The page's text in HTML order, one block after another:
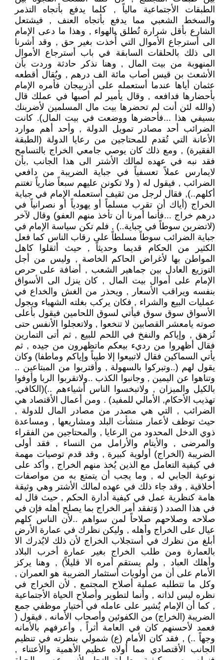
الطبقات الأجتماعية مالياً , كلما يدفع بأتجاه التذمر
والسخط الشعبي مما يدفع بأتجاه العنف , فيشتعل
الشارع بأقل شرارة تُطلق بالهواء , وهذا ما دعى الإمام
الى أسترجاع الأموال التي أُخذت بغير حق , وقد أشرنا
الى ذلك بالحلقات السابقة في باب أسترجاع الأموال
المنهوبة من بيت المال , وهنا نذكر حادثة وردت بأن
الأشعث بن قيس أصاب مائة الف درهم , ويُقال أقطعه
عثمان أياها عندما أستعمله على أذربيجان فأمره الإمام
بأحضارها فدافعه , وقال يأمير لم أصبها في عملك قال
(والله لئن أنت لم تحضرها بيت مال المسلمين لأضربنك
بسيفي هذا ...فأحضرها ووضعت في بيت المال). كانت
الضرائب أحد مصادر تمويل الدولة , وأحد أهم موارد
الأعانة التي تُقدم للمحتاجين من رعايا الدولة (الطبقة
الفقيرة) , ومع ذلك كان يوصي جامعي الخراج بالتسامح
فقد نبه في عهده لمالك الأشتر الى هذا الجانب ,بأن
لايمارس عملاً تعسفياً في جباية الضريبة من دافعي
الضرائب , فيقول له ( ولا تكونن عليهم سبعاً ضارياً تغتنم
أكلهم..), فقال لرجل من ثقيف أستعمله الإمام في جباية
الخراج (أياك أن تقرب مسلماً أو يهودياً أو نصرانياً في
درهم خراج ...فأنما أمرنا أن تأخذ منهم العفو) وقال لآخر
(لاتضربن سوطاً في جباية..) , فلم تكن سياسة الإمام في
جباية الضرائب سوطاً مسلطاً على رقاب الناس كما فعل
الكثير من الحكام قديما وحديثاً , حيث أثقلوا كاهل
المواطن بها لأغراض الحاكم الخاصة , وليس من أجل
التوزيع العادل بين جماهير الشعب , أضافة على حرص
الإمام على أموال بيت المال , كان ينزل الى الأسواق
بنفسه ويراقب الأسعار , ويحذر من الغش والخداع في
عمليات البيع والشراء , فكان يركب بغلته الشهباء ويجول
الأسواق سوق سوق فيأتي لسوق اللحامين فيقول بأعلى
صوته يامعشر القصابين لا تنخعوا , ولاتعجلوا الأنفس حتى
تُزهق , وإياكم والنفخ في اللحم للبيع , ثم أتى التمارين
فقال أظهروا من رديء بيعكم ماتظهرون من جيده , ثم
يأتي السماكين فقال لاتبيعوا إلا طيباً وإياكم وماطفا) وكان
يقول لهم (..وتبركوا بالسهولة , وأقتربوا من المبتاعين ..
وتناهوا عن اليمين , وجانبوا الكذب ..ولاتقربوا الربا وأوفوا
بالكيل والميزان , ولاتبخسوا الناس أشياءهم ..)(الكافي,
تهذيب الأحكام, الأمالي للمفيد) . ومن أعمال الأقتصاد هي
الضرائب , التي هي مصدر من مصادر المال للدولة ,
حيث توظف لأعمار منشأت البلد ومشاريعها , ومساعدة
ذوي الدخل المحدود من الرعايا , والمحتاجين من الفقراء
والمرضى , والأيتام والأرامل من النساء , فقد أولى
الضريبة (الخراج) أولوية كبيرة , وقد قدم توصيات مهمة
في كيفية التعامل مع الذين يُخذ منهم الخراج , وأكد على
نوعية الجابي له , وما يجب أن يتمتع به من مواصفات
أخلاقية , وقد جاء ذلك في عهده لمالك الأشتر وهي وثيقة
هامة كنظرية عمل في كيفية أدارة الحكم , حيث قال له
في هذا الصدد ( وَتفقد أمر الخراج بما يصلح أهله فإن في
صلاحه وصلاحهم صلاحاً لمن سواهم ..لأن الناس كلهم
عيال على الخراج وأهله , وليكن نظرك في عمارة الأرض
أبلغ من نظرك في أستجلاب الخراج لأن ذلك لايُدرك الا
بالعمارة ومن طلب الخراج بغير عمارة أخرب البلاد
وأهلك العباد , ولم يستقم أمره الا قليلاً) , وهنا يركز
الأمام على أن من أولويات أستثمار الضريبة هو العمران ,
وكل ما تتطلبه عملية أصلاح المجتمع , لأن الخراج في
نظره ليس لذاته , وأنما لتطوير وأصلاح الحياة الأجتماعية
, كما أن الإمام يٌشير على عامله في أختيار موظفي جمع
الضريبة (الخراج) من الكفوئين وأصحاب الأمانه , فيقول (
فعمد لأحسنهم كان في العامة أثراً , وأعرفهم بالأمانه
وجهاً ..) , فقد كان الأمام (ع) شمولي بنظرته في تنظيم
الجانب الأقتصادي مما أولاه عظيم الأهمية والأعتناء ,